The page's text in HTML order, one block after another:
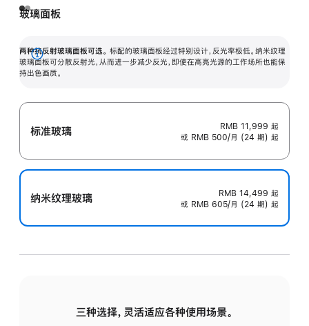
玻璃面板
两种抗反射玻璃面板可选。 标配的玻璃面板经过特别设计，反光率极低。纳米纹理
玻璃面板可分散反射光，从而进一步减少反光，即使在高亮光源的工作场所也能保
持出色画质。
展
开
标准玻璃 RMB 11,999 起
或 RMB 500/月 (24 期) 起
纳米纹理玻璃 RMB 14,499 起
或 RMB 605/月 (24 期) 起
三种选择，灵活适应各种使用场景。